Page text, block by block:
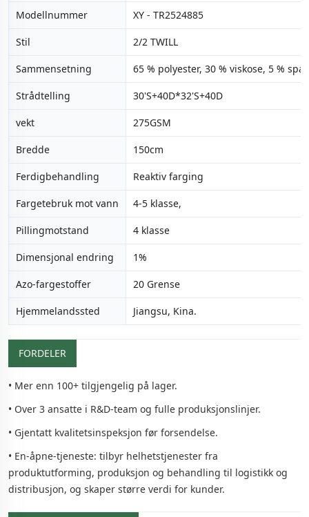
Modellnummer XY - TR2524885
Stil 2/2 TWILL
Sammensetning 65 % polyester, 30 % viskose, 5 %
Strådtelling 30'S+40D*32'S+40D
vekt 275GSM
Bredde 150cm
Ferdigbehandling Reaktiv farging
Fargetebruk mot vann 4-5 klasse,
Pillingmotstand 4 klasse
Dimensjonal endring 1%
Azo-fargestoffer 20 Grense
Hjemmelandssted Jiangsu, Kina.
FORDELER
• Mer enn 100+ tilgjengelig på lager.
• Over 3 ansatte i R&D-team og fulle produksjonslinjer.
• Gjentatt kvalitetsinspeksjon før forsendelse.
• En-åpne-tjeneste: tilbyr helhetstjenester fra
produktutforming, produksjon og behandling til logistikk og
distribusjon, og skaper større verdi for kunder.